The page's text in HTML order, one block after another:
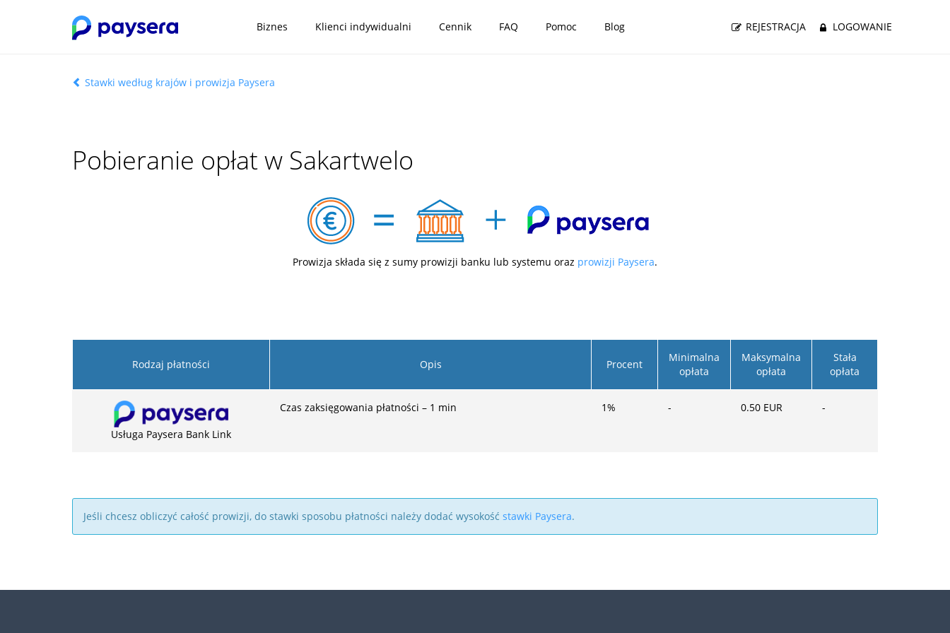
Biznes Klienci indywidualni Cennik FAQ Pomoc Blog REJESTRACJA LOGOWANIE
Stawki według krajów i prowizja Paysera
Pobieranie opłat w Sakartwelo
Prowizja składa się z sumy prowizji banku lub systemu oraz prowizji Paysera.
Rodzaj płatności Opis Procent
Minimalna
opłata
Maksymalna
opłata
Stała
opłata
Usługa Paysera Bank Link
Czas zaksięgowania płatności – 1 min 1% - 0.50 EUR -
Jeśli chcesz obliczyć całość prowizji, do stawki sposobu płatności należy dodać wysokość stawki Paysera.